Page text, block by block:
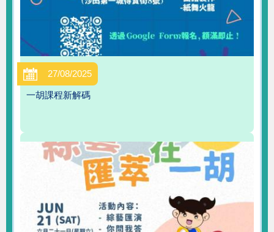
27/08/2025
一胡課程新解碼